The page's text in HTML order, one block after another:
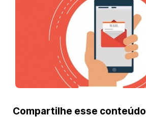
Compartilhe esse conteúdo